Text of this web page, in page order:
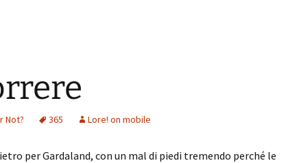
Not? 365 Lore! on mobile
per Gardaland, con un mal di piedi tremendo perché le